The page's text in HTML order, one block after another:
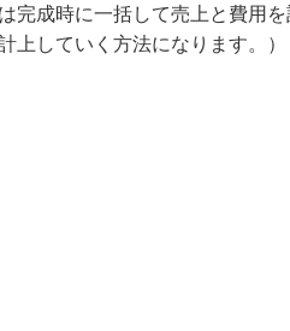
成時に一括して売上と費用
上していく方法になります。）